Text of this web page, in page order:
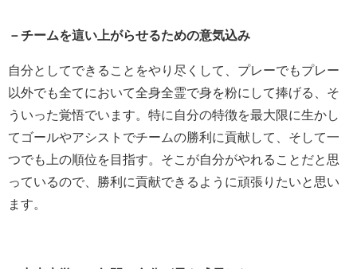
－チームを這い上がらせるための意気込み
自分としてできることをやり尽くして、プレーでもプレー
以外でも全てにおいて全身全霊で身を粉にして捧げる、そ
ういった覚悟でいます。特に自分の特徴を最大限に生かし
てゴールやアシストでチームの勝利に貢献して、そして一
つでも上の順位を目指す。そこが自分がやれることだと思
っているので、勝利に貢献できるように頑張りたいと思い
ます。